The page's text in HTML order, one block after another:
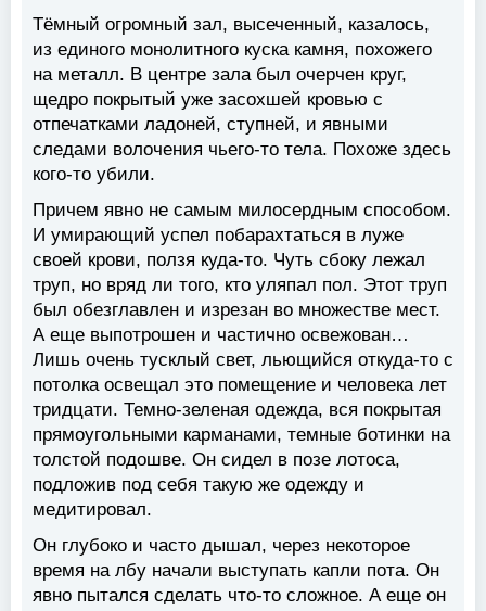
Тёмный огромный зал, высеченный, казалось,
из единого монолитного куска камня, похожего
на металл. В центре зала был очерчен круг,
щедро покрытый уже засохшей кровью с
отпечатками ладоней, ступней, и явными
следами волочения чьего-то тела. Похоже здесь
кого-то убили.
Причем явно не самым милосердным способом.
И умирающий успел побарахтаться в луже
своей крови, ползя куда-то. Чуть сбоку лежал
труп, но вряд ли того, кто уляпал пол. Этот труп
был обезглавлен и изрезан во множестве мест.
А еще выпотрошен и частично освежован…
Лишь очень тусклый свет, льющийся откуда-то с
потолка освещал это помещение и человека лет
тридцати. Темно-зеленая одежда, вся покрытая
прямоугольными карманами, темные ботинки на
толстой подошве. Он сидел в позе лотоса,
подложив под себя такую же одежду и
медитировал.
Он глубоко и часто дышал, через некоторое
время на лбу начали выступать капли пота. Он
явно пытался сделать что-то сложное. А еще он